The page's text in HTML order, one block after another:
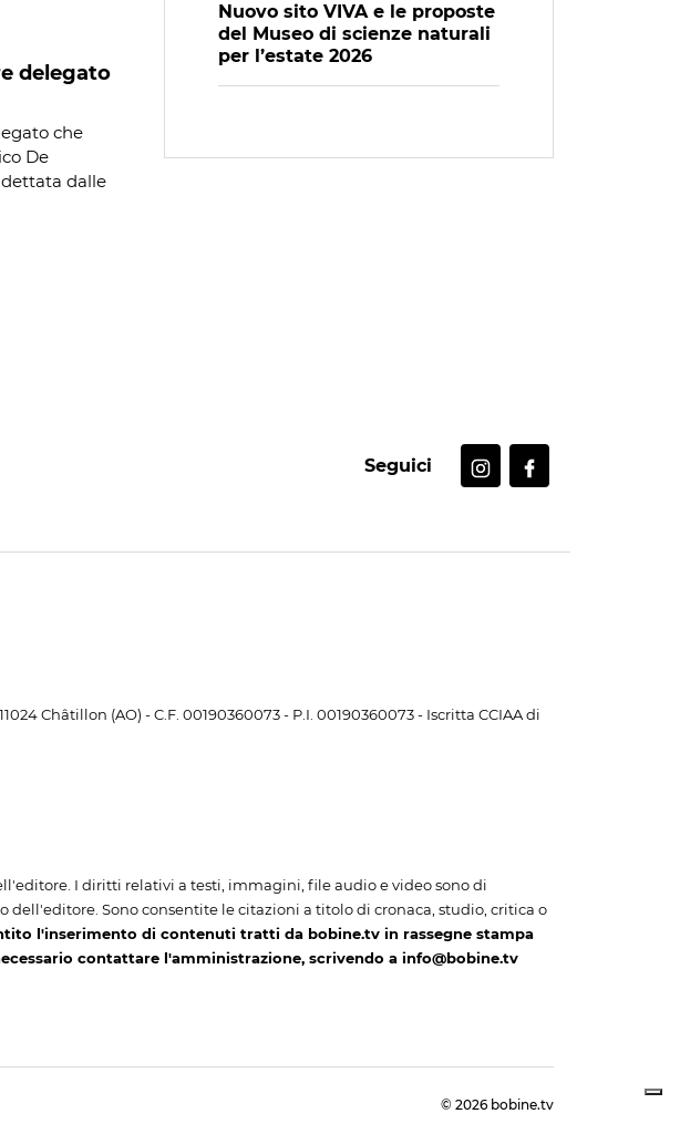
delegato
che
De
dalle
Nuovo sito VIVA e le proposte
del Museo di scienze naturali
per l’estate 2026
Seguici
Châtillon (AO) - C.F. 00190360073 - P.I. 00190360073 - Iscritta CCIAA di
I diritti relativi a testi, immagini, file audio e video sono di
dell'editore. Sono consentite le citazioni a titolo di cronaca, studio, critica o
l'inserimento di contenuti tratti da bobine.tv in rassegne stampa
contattare l'amministrazione, scrivendo a info@bobine.tv
© 2026 bobine.tv